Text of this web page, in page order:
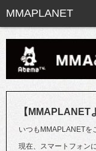
【MMAPLANET
いつもMMAPLANETを
現在、スマートフォン